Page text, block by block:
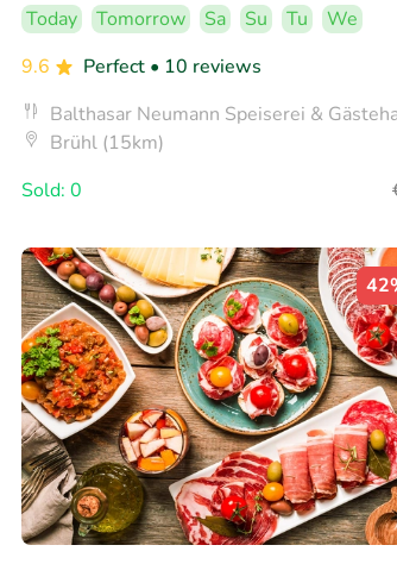
Today Tomorrow Sa Su Tu
We
9.6
Perfect • 10 reviews
Balthasar Neumann Speiserei &
Brühl (15km)
Sold: 0